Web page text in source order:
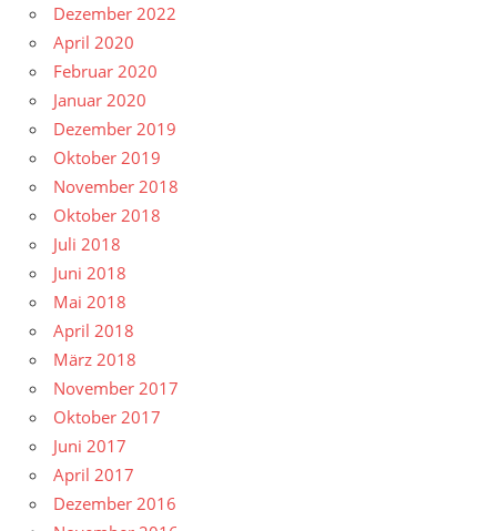
Dezember 2022
April 2020
Februar 2020
Januar 2020
Dezember 2019
Oktober 2019
November 2018
Oktober 2018
Juli 2018
Juni 2018
Mai 2018
April 2018
März 2018
November 2017
Oktober 2017
Juni 2017
April 2017
Dezember 2016